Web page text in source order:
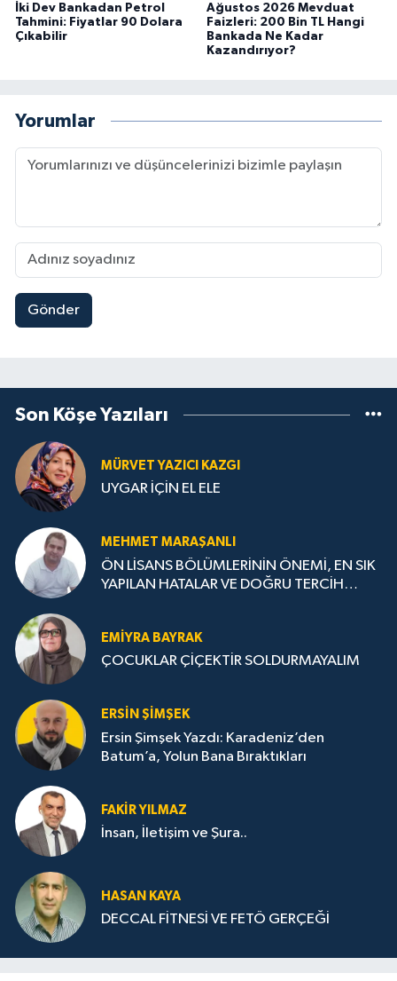
İki Dev Bankadan Petrol
Tahmini: Fiyatlar 90 Dolara
Çıkabilir
Ağustos 2026 Mevduat
Faizleri: 200 Bin TL Hangi
Bankada Ne Kadar
Kazandırıyor?
Yorumlar
Gönder
Son Köşe Yazıları
MÜRVET YAZICI KAZGI
UYGAR İÇİN EL ELE
MEHMET MARAŞANLI
ÖN LİSANS BÖLÜMLERİNİN ÖNEMİ, EN SIK
YAPILAN HATALAR VE DOĞRU TERCİH
EMIYRA BAYRAK
ÇOCUKLAR ÇİÇEKTİR SOLDURMAYALIM
ERSIN ŞIMŞEK
Ersin Şimşek Yazdı: Karadeniz’den
Batum’a, Yolun Bana Bıraktıkları
FAKIR YILMAZ
İnsan, İletişim ve Şura..
HASAN KAYA
DECCAL FİTNESİ VE FETÖ GERÇEĞİ